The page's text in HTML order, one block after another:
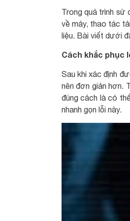
Trong quá trình sử
về máy, thao tác
liệu. Bài viết dưới
Cách khắc phục
Sau khi xác định
nên đơn giản hơn.
đúng cách là có
nhanh gọn lỗi này.